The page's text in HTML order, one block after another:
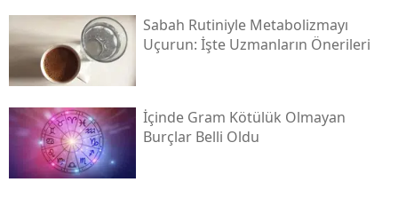
Sabah Rutiniyle Metabolizmayı
Uçurun: İşte Uzmanların Önerileri
İçinde Gram Kötülük Olmayan
Burçlar Belli Oldu